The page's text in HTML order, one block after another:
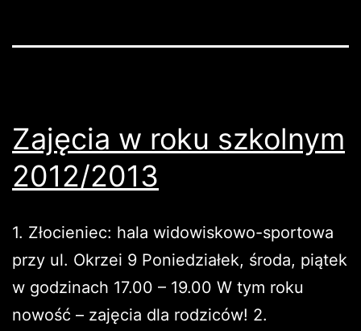
Zajęcia w roku szkolnym
2012/2013
1. Złocieniec: hala widowiskowo-sportowa
przy ul. Okrzei 9 Poniedziałek, środa, piątek
w godzinach 17.00 – 19.00 W tym roku
nowość – zajęcia dla rodziców! 2.